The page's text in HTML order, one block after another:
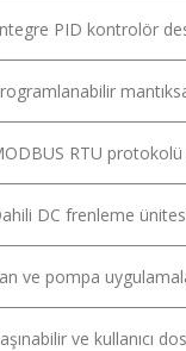
PID kontrolör
RTU
DC frenleme
ve pompa
ve kullanıcı